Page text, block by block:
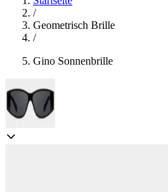
/
Geometrisch Brille
/
Gino Sonnenbrille